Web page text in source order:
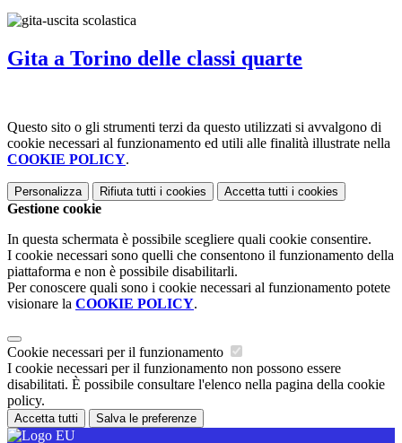
Gita a Torino delle classi quarte
Questo sito o gli strumenti terzi da questo utilizzati si avvalgono di
cookie necessari al funzionamento ed utili alle finalità illustrate nella
COOKIE POLICY.
Personalizza Rifiuta tutti i cookies Accetta tutti i cookies
Gestione cookie
In questa schermata è possibile scegliere quali cookie consentire.
I cookie necessari sono quelli che consentono il funzionamento della
piattaforma e non è possibile disabilitarli.
Per conoscere quali sono i cookie necessari al funzionamento potete
visionare la COOKIE POLICY.
Cookie necessari per il funzionamento
I cookie necessari per il funzionamento non possono essere
disabilitati. È possibile consultare l'elenco nella pagina della cookie
policy.
Accetta tutti Salva le preferenze